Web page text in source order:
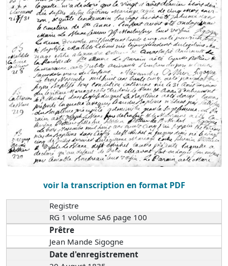
voir la transcription en format PDF
Registre
RG 1 volume SA6 page 100
Prêtre
Jean Mande Sigogne
Date d'enregistrement